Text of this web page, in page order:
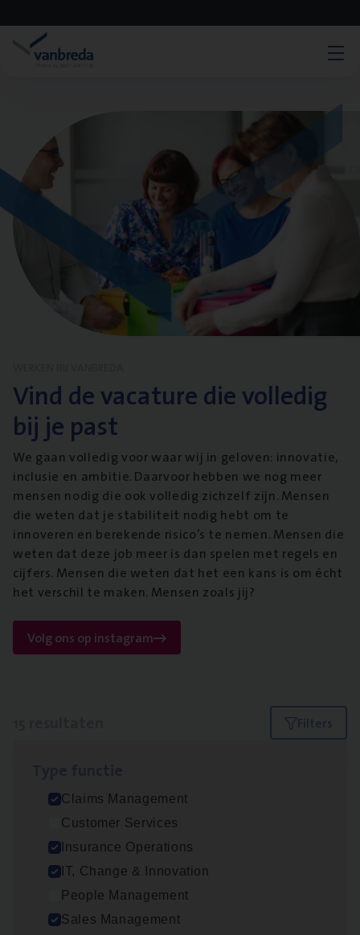
Vind de vacature die volledig
bij je past
We gaan volledig voor waar wij in geloven: innovatie,
inclusie en ambitie. Daarvoor hebben we nog meer
mensen nodig die ook volledig zichzelf zijn. Mensen
die weten dat je stabiliteit nodig hebt om te
innoveren en berekende risico’s te nemen. Mensen die
weten dat deze job meer is dan spelen met regels en
cijfers. Mensen die weten dat het een kans is om écht
het verschil te maken. Mensen zoals jij?
Volg ons op instagram
Filters
Claims Management
Customer Services
Insurance Operations
IT, Change & Innovation
People Management
Sales Management
Dos­sier­be­heer­der ver­ze­ke­rin­gen — Soci­al
Pro­fit en Public
Insurance Operations
Antwerpen